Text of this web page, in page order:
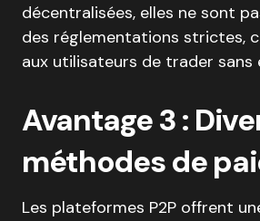
décentralisées, elles ne sont
des réglementations strictes,
aux utilisateurs de trader sans
Avantage 3 :
méthodes de
Les plateformes P2P offrent